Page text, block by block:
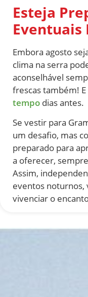
Esteja
Eventuais
Embora agosto
clima na serra
aconselhável
frescas também!
tempo dias antes.
Se vestir para
um desafio, mas
preparado para
a oferecer,
Assim,
eventos noturnos,
vivenciar o